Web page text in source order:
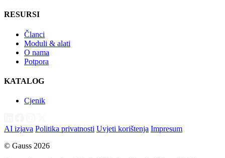
RESURSI
Članci
Moduli & alati
O nama
Potpora
KATALOG
Cjenik
AI izjava Politika privatnosti Uvjeti korištenja Impresum
© Gauss 2026